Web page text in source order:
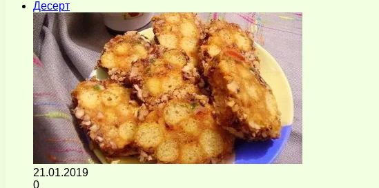
Десерт
21.01.2019
0